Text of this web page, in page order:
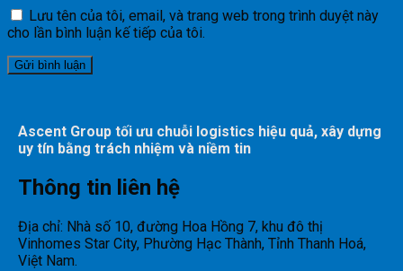
Lưu tên của tôi, email, và trang web trong trình duyệt này
cho lần bình luận kế tiếp của tôi.
Ascent Group tối ưu chuỗi logistics hiệu quả, xây dựng
uy tín bằng trách nhiệm và niềm tin
Thông tin liên hệ
Địa chỉ: Nhà số 10, đường Hoa Hồng 7, khu đô thị
Vinhomes Star City, Phường Hạc Thành, Tỉnh Thanh Hoá,
Việt Nam.